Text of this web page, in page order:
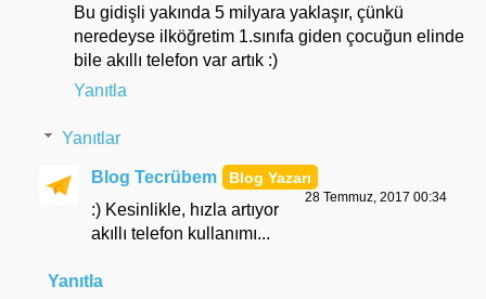
Bu gidişli yakında 5 milyara yaklaşır, çünkü
neredeyse ilköğretim 1.sınıfa giden çocuğun elinde
bile akıllı telefon var artık :)
Yanıtla
Yanıtlar
Blog Tecrübem
28 Temmuz, 2017 00:34
:) Kesinlikle, hızla artıyor
akıllı telefon kullanımı...
Yanıtla